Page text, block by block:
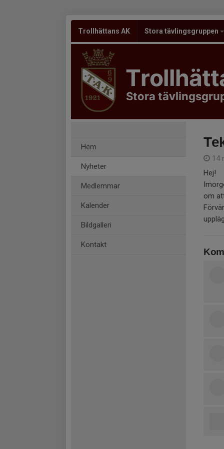
Trollhättans AK Stora tävlingsgruppen
Stora
Hem
Nyheter
Medlemmar
Kalender
Bildgalleri
Kontakt
14
Hej!
om